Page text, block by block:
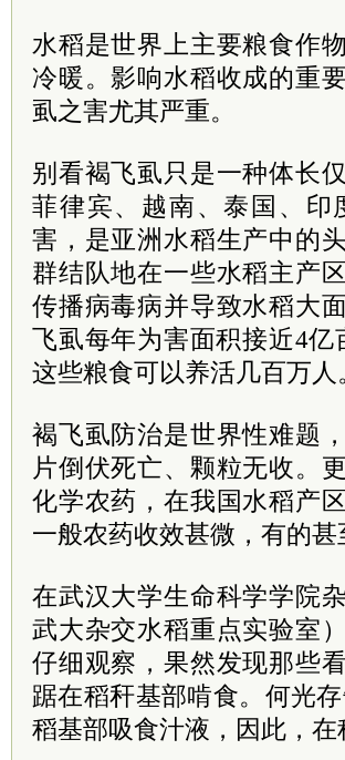
水稻是世界上主要粮食作
冷暖。影响水稻收成的重
虱之害尤其严重。
别看褐飞虱只是一种体长
菲律宾、越南、泰国、印
害，是亚洲水稻生产中的
群结队地在一些水稻主产
传播病毒病并导致水稻大
飞虱每年为害面积接近4
这些粮食可以养活几百万人
褐飞虱防治是世界性难题
片倒伏死亡、颗粒无收。
化学农药，在我国水稻产
一般农药收效甚微，有的甚
在武汉大学生命科学学院
武大杂交水稻重点实验室
仔细观察，果然发现那些
踞在稻秆基部啃食。何光
稻基部吸食汁液，因此，